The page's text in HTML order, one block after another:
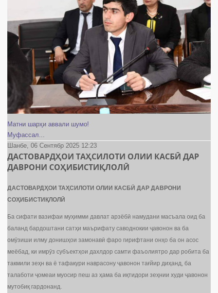
Матни шарҳи аввали шумо!
Муфассал...
Шанбе, 06 Сентябр 2025 12:23
ДАСТОВАРДҲОИ ТАҲСИЛОТИ ОЛИИ КАСБӢ ДАР
ДАВРОНИ СОҲИБИСТИҚЛОЛӢ
ДАСТОВАРДҲОИ ТАҲСИЛОТИ ОЛИИ КАСБӢ ДАР ДАВРОНИ
СОҲИБИСТИҚЛОЛӢ
Ба сифати вазифаи муҳимми давлат арзёбӣ намудани масъала оид ба
баланд бардоштани сатҳи маърифату саводнокии ҷавонон ва ба
омӯзиши илму донишҳои замонавӣ фаро гирифтани онҳо ба он асос
меёбад, ки имрӯз субъектҳои дахлдор самти фаъолиятро дар робита ба
такмили зеҳн ва ё тафакури наврасону ҷавонон тағйир диҳанд, ба
талаботи ҷомеаи муосир пеш аз ҳама ба иқтидори зеҳнии худи ҷавонон
мутобиқ гардонанд.